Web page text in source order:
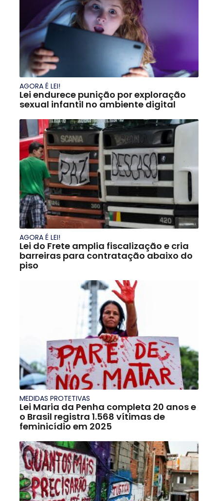
AGORA É LEI!
Lei endurece punição por exploração
sexual infantil no ambiente digital
AGORA É LEI!
Lei do Frete amplia fiscalização e cria
barreiras para contratação abaixo do
piso
MEDIDAS PROTETIVAS
Lei Maria da Penha completa 20 anos e
o Brasil registra 1.568 vítimas de
feminicídio em 2025